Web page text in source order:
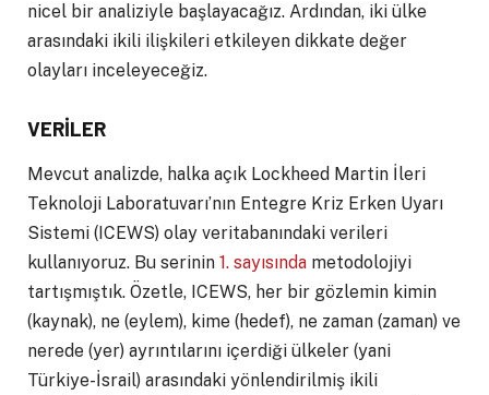
nicel bir analiziyle başlayacağız. Ardından, iki ülke
arasındaki ikili ilişkileri etkileyen dikkate değer
olayları inceleyeceğiz.
VERİLER
Mevcut analizde, halka açık Lockheed Martin İleri
Teknoloji Laboratuvarı’nın Entegre Kriz Erken Uyarı
Sistemi (ICEWS) olay veritabanındaki verileri
kullanıyoruz. Bu serinin 1. sayısında metodolojiyi
tartışmıştık. Özetle, ICEWS, her bir gözlemin kimin
(kaynak), ne (eylem), kime (hedef), ne zaman (zaman) ve
nerede (yer) ayrıntılarını içerdiği ülkeler (yani
Türkiye-İsrail) arasındaki yönlendirilmiş ikili